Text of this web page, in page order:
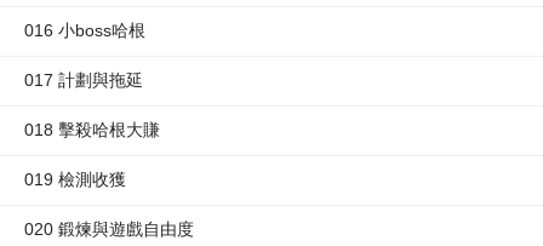
016 小boss哈根
017 計劃與拖延
018 擊殺哈根大賺
019 檢測收獲
020 鍛煉與遊戲自由度